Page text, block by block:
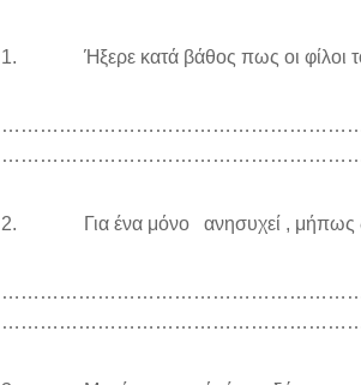
1. Ήξερε κατά βάθος πως οι φίλοι
2. Για ένα μόνο ανησυχεί , μήπως δεν